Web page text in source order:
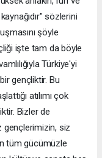
sözlerini
şöyle
işte tam da böyle
Türkiye'yi
gençliktir. Bu
atılımı çok
Bizler de
gençlerimizin, siz
tüm gücümüzle